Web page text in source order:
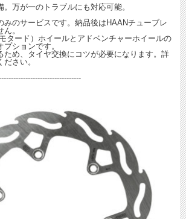
。万が一のトラブルにも対応可能。
のサービスです。納品後はHAANチューブレ
。
タード）ホイールとアドベンチャーホイールの
ションです。
め、タイヤ交換にコツが必要になります。詳
さい。